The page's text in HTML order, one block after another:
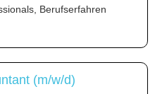
Berufserfahren
(m/w/d)